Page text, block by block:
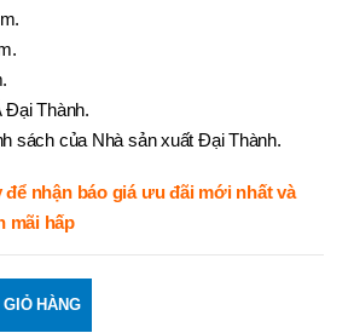
Đại Thành.
sách của Nhà sản xuất Đại Thành.
để nhận báo giá ưu đãi mới nhất và
mãi hấp
GIỎ HÀNG